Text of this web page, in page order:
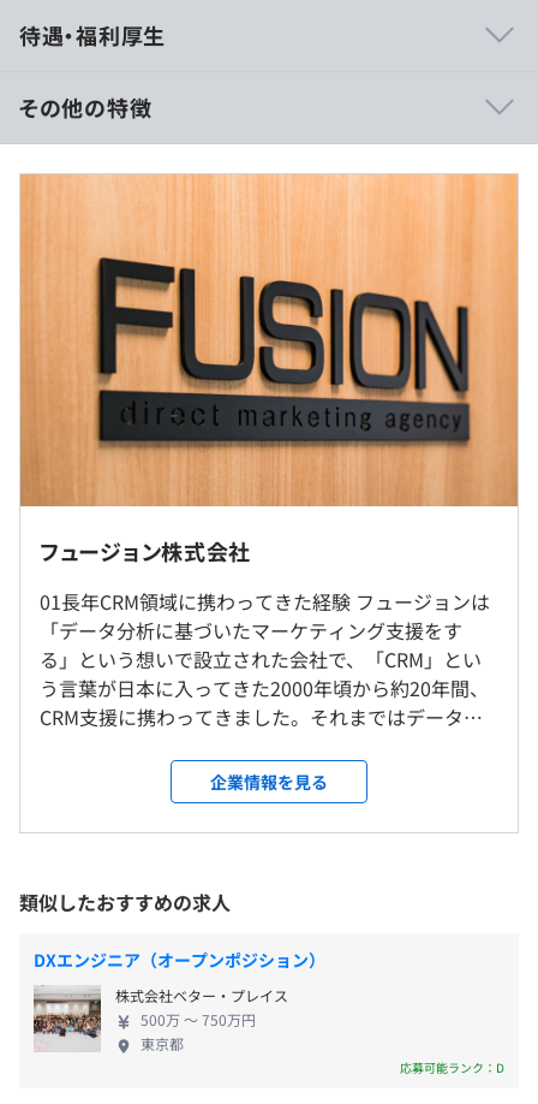
す！
▶︎マーケティング一筋で30年以上の実績！
▶︎戦略提案から効果創出まで一貫支援
1991年の創業以来、わたしたちは企業のマーケティング
課題に向き合い続けてきました。豊富な経験と知見をもと
に、クライアントごとに最適な解決策を提案しています。
▶︎国内外のアワードで高評価を獲得
▶︎成果につながる戦略とクリエイティブが強み
戦略性・クリエイティブ・効果を競う国内最大級のアワー
ド「全日本DM大賞」を連続受賞。さらに、海外の名誉あ
るマーケティング賞「エコー賞」「ケープルズ賞」でも、
その成果が高く評価されています。
ダイレクトマーケティング施策支援
大規模地域開発およびショッピングモール開発・運営を行
うR社様では、全国30店舗で実施されるダイレクトマーケ
ティング関連業務のうち、DM・メルマガ送付業務をフュ
ージョンのBPO部門に委託。各店舗での煩雑な業務や個
人情報取り扱いリスクが軽減、さらにDMを同一局で投函
することにより、郵送費を大幅削減することに成功しまし
た。大量のDM・メルマガ送付業務を、7年以上安定稼働
隊
ング業務の負担を解消すること、店舗現場で個人情報を取
り扱うリスクを軽減することでした。
わたしたちのBPO部門では、顧客のセグメントから、リ
スト作成、DM・メルマガの配信などを一元管理。クライ
転勤はありません。
＜雇入時＞
札幌本社(週2リモート)
＜変更範囲＞
会社の定める場所（テレワークをおこなう場所を含む）
受動喫煙防止措置に関する事項
屋内喫煙可能場所あり
札幌市営地下鉄南北線線／さっぽろ駅
待遇・福利厚生
■予定年収：450万円～720万円
■賃金形態：月給制
■月給：375,000円～600,000円（一律手当を含む）
・月額（基本給）：298,787円～481,075円
・固定残業手当/月：71,213円～113,925円（固定残業時
間30時間0分/月）
※超過した時間外労働の残業手当は追加支給
は年収提示額を保証するものではありません）
■フレックスタイム制
・コアタイム｜11：00～16：00
・フレキシブルタイム｜7：00～11：00、16：00～20：
・標準的な勤務時間帯｜9：00～18：00
◎時短勤務制度あり
・週休2日制（休日は土日祝日）
※年2回（3月と9月）のみ土曜出勤あり
・年間有給休暇（10日～20日）
※下限日数は、入社半年経過後の付与日数となります
その他の特徴
フュージョン株式会社
01長年CRM領域に携わってきた経験 フュージョンは
「データ分析に基づいたマーケティング支援をす
る」という想いで設立された会社で、「CRM」とい
う言葉が日本に入ってきた2000年頃から約20年間、
CRM支援に携わってきました。それまではデータ分
グデータ量の増加に比例してCRMの重要性が認めら
れてきました。フュージョンは、拠点や業界も様々
なクライアントの実績や成功事例があります。 02戦
ージョンにはアカウントプランナーからエンジニア、
アナリスト、クリエイティブ、オペレーション等の
高い専門性を持つ人材がおり、クライアントが求め
る支援内容に応じて必要な人材をアサインしチーム
を編成します。そのため、マーケティングの戦略策定
から購買データ分析、クリエイティブ制作、効果測
定までワンストップで支援します。常に変化する環境
企業情報を見る
類似したおすすめの求人
DXエンジニア（オープンポジション）
株式会社ベター・プレイス
500万 〜 750万円
東京都
応募可能ランク：D